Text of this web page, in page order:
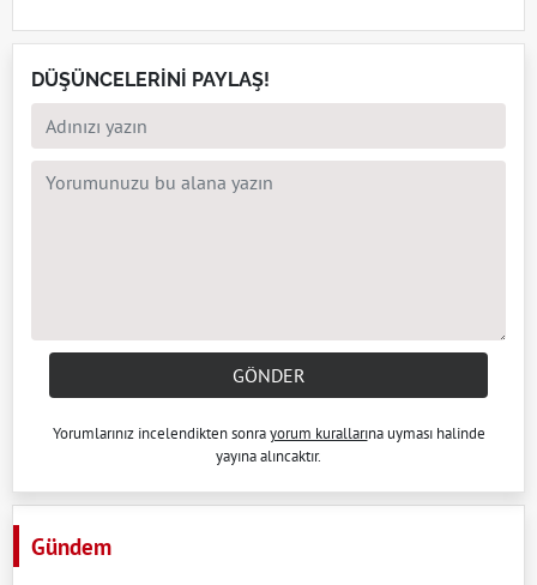
DÜŞÜNCELERİNİ PAYLAŞ!
GÖNDER
Yorumlarınız incelendikten sonrayorum kurallarına uyması halinde
yayına alıncaktır.
Gündem